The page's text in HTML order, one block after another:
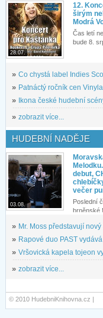
28.07.
12.
širým
Modrá
Čas letí
bude 8.
» Co chystá label Indies
» Patnáctý ročník cen Vinyla
» Ikona české hudební
» zobrazit více...
HUDEBNÍ NADĚJE
03.08.
debut,
večer
Poslední
brněnské
» Mr. Moss představují
» Rapové duo PAST
» Vršovická kapela tojeon
» zobrazit více...
© 2010 HudebniKnihovna.cz |